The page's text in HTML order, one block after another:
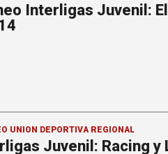
Interligas Juvenil:
UNIÓN DEPORTIVA REGIONAL
Juvenil: Racing y